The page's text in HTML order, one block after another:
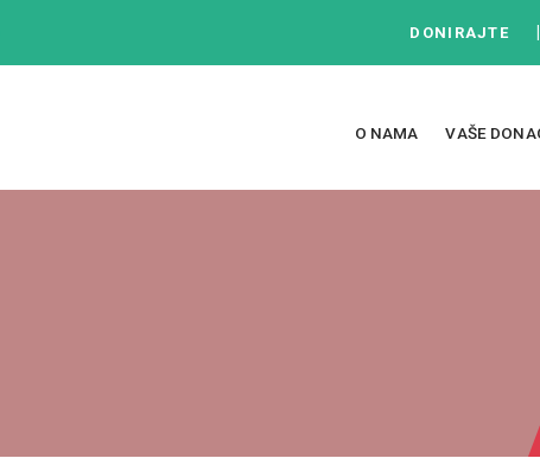
DONIRAJTE
O NAMA VAŠE